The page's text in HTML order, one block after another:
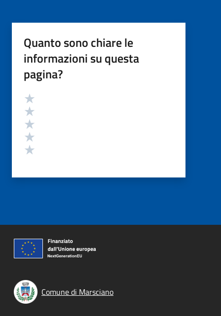
Quanto sono chiare le
informazioni su questa
pagina?
Valutazione
Comune di Marsciano